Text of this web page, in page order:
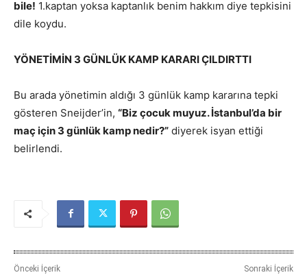
bile! 1.kaptan yoksa kaptanlık benim hakkım diye tepkisini
dile koydu.
YÖNETİMİN 3 GÜNLÜK KAMP KARARI ÇILDIRTTI
Bu arada yönetimin aldığı 3 günlük kamp kararına tepki
gösteren Sneijder’in, “Biz çocuk muyuz. İstanbul’da bir
maç için 3 günlük kamp nedir?” diyerek isyan ettiği
belirlendi.
Önceki İçerik
Sonraki İçerik